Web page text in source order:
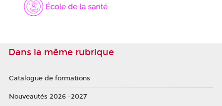
Dans la même rubrique
Catalogue de formations
Nouveautés 2026 -2027